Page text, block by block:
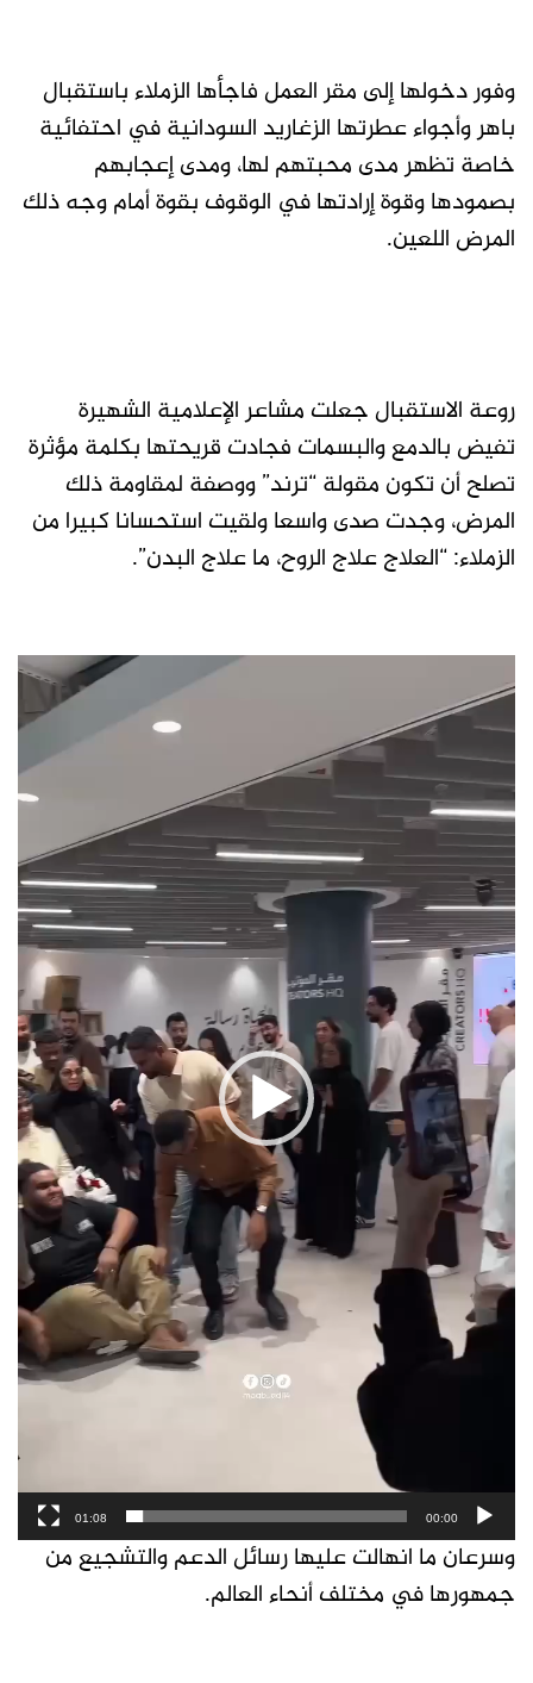
وفور دخولها إلى مقر العمل فاجأها الزملاء باستقبال
باهر وأجواء عطرتها الزغاريد السودانية في احتفائية
خاصة تظهر مدى محبتهم لها، ومدى إعجابهم
بصمودها وقوة إرادتها في الوقوف بقوة أمام وجه ذلك
المرض اللعين.
روعة الاستقبال جعلت مشاعر الإعلامية الشهيرة
تفيض بالدمع والبسمات فجادت قريحتها بكلمة مؤثرة
تصلح أن تكون مقولة “ترند” ووصفة لمقاومة ذلك
المرض، وجدت صدى واسعا ولقيت استحسانا كبيرا من
الزملاء: “العلاج علاج الروح، ما علاج البدن”.
مشغل
الفيديو
00:00
01:08
وسرعان ما انهالت عليها رسائل الدعم والتشجيع من
جمهورها في مختلف أنحاء العالم.